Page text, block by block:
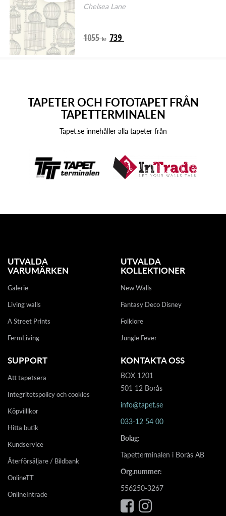
Chelsea Lane
1055kr 739
TAPETER OCH FOTOTAPET FRÅN
TAPETTERMINALEN
Tapet.se innehåller alla tapeter från
UTVALDA
VARUMÄRKEN
Galerie
Living walls
A Street Prints
FermLiving
UTVALDA
KOLLEKTIONER
New Walls
Fantasy Deco Disney
Folklore
Jungle Fever
SUPPORT
Att tapetsera
Integritetspolicy och cookies
Köpvilllkor
Hitta butik
Kundservice
Återförsäljare / Bildbank
OnlineTT
OnlineIntrade
KONTAKTA OSS
BOX 1201
501 12 Borås
info@tapet.se
033-12 54 00
Bolag:
Tapetterminalen i Borås AB
Org.nummer:
556250-3267